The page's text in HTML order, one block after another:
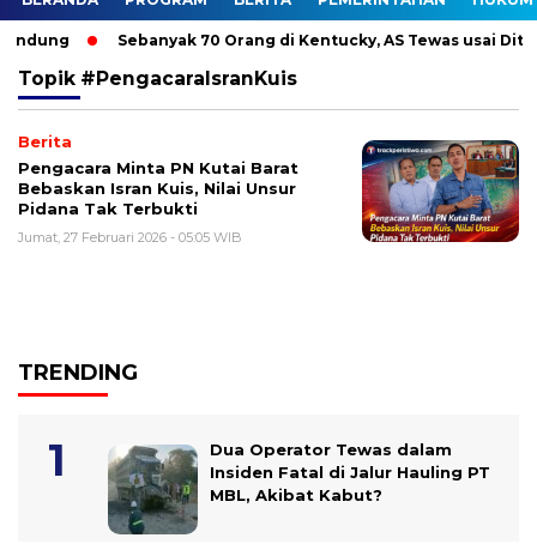
Sebanyak 70 Orang di Kentucky, AS Tewas usai
Topik #PengacaraIsranKuis
Berita
Pengacara Minta PN Kutai Barat
Bebaskan Isran Kuis, Nilai Unsur
Pidana Tak Terbukti
Jumat, 27 Februari 2026 - 05:05 WIB
TRENDING
Dua Operator Tewas dalam
Insiden Fatal di Jalur Hauling PT
MBL, Akibat Kabut?